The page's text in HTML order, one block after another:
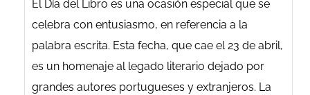
El Día del Libro es una ocasión especial que se
celebra con entusiasmo, en referencia a la
palabra escrita. Esta fecha, que cae el 23 de abril,
es un homenaje al legado literario dejado por
grandes autores portugueses y extranjeros. La